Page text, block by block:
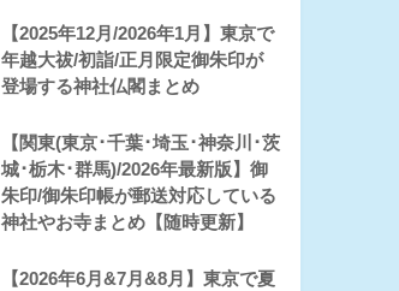
【2025年12月/2026年1月】東京で
年越大祓/初詣/正月限定御朱印が
登場する神社仏閣まとめ
【関東(東京･千葉･埼玉･神奈川･茨
城･栃木･群馬)/2026年最新版】御
朱印/御朱印帳が郵送対応している
神社やお寺まとめ【随時更新】
【2026年6月&7月&8月】東京で夏